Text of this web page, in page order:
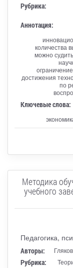
Рубрика:
Аннотация:
количества
можно
достижения
по
Ключевые слова:
Методика
учебного
Педагогика,
Авторы:
Рубрика: